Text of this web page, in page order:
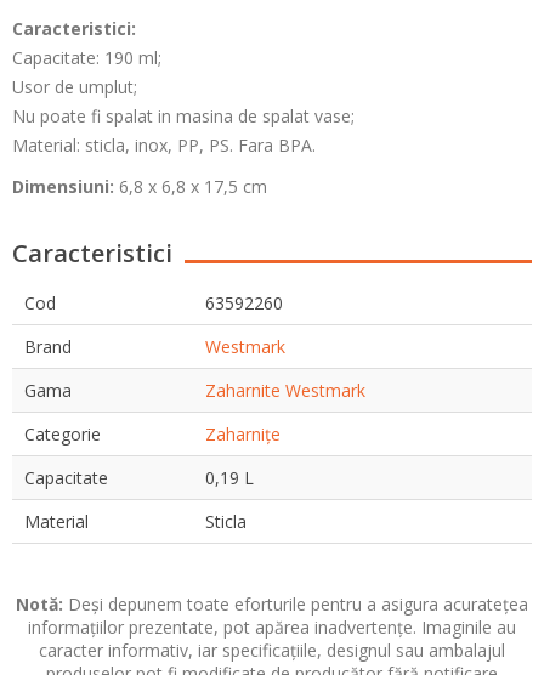
Caracteristici:
Capacitate: 190 ml;
Usor de umplut;
Nu poate fi spalat in masina de spalat vase;
Material: sticla, inox, PP, PS. Fara BPA.
Dimensiuni: 6,8 x 6,8 x 17,5 cm
Caracteristici
Cod
63592260
Brand
Westmark
Gama
Zaharnite Westmark
Categorie
Zaharnițe
Capacitate
0,19 L
Material
Sticla
Notă: Deși depunem toate eforturile pentru a asigura acuratețea
informațiilor prezentate, pot apărea inadvertențe. Imaginile au
caracter informativ, iar specificațiile, designul sau ambalajul